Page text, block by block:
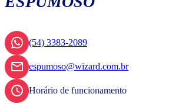
(54) 3383-2089
espumoso@wizard.com.br
Horário de funcionamento